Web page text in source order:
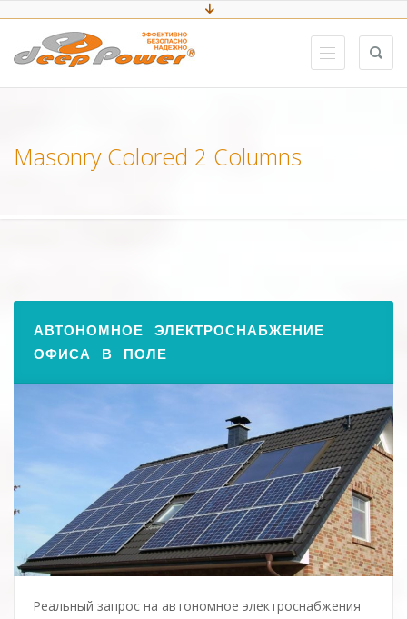
Masonry Colored 2 Columns
АВТОНОМНОЕ ЭЛЕКТРОСНАБЖЕНИЕ
ОФИСА В ПОЛЕ
Реальный запрос на автономное электроснабжения